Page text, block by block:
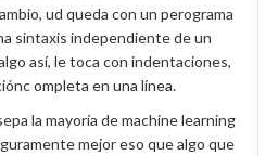
ud queda con un perograma
sintaxis independiente de un
así, le toca con indentaciones,
ompleta en una línea.
la mayoría de machine learning
mejor eso que algo que